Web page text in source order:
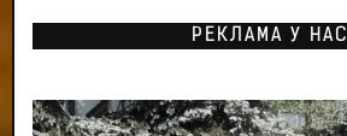
РЕКЛАМА У НАС